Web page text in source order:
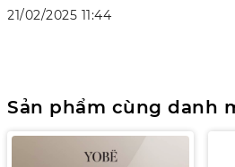
21/02/2025 11:44
Sản phẩm cùng danh